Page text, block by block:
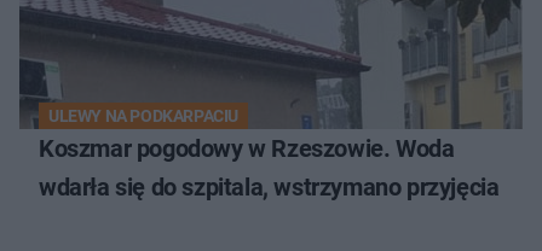
ULEWY NA PODKARPACIU
Koszmar pogodowy w Rzeszowie. Woda
wdarła się do szpitala, wstrzymano przyjęcia